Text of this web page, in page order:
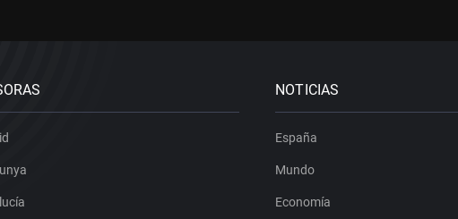
NOTICIAS
España
Mundo
Economía